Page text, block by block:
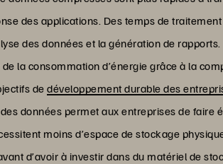
des applications. Des temps de
des données et la génération de rapports.
la consommation d’énergie grâce à la
dedéveloppement durable des
données permet aux entreprises de
moins d’espace de stockage
d’avoir à investir dans du matériel de